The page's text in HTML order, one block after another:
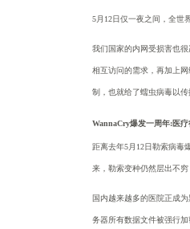
5月12日仅一夜之间，全世
我们国家的内网受损害也
相互访问的需求，再加上
制，也就给了蠕虫病毒以传
WannaCry爆发一周年:医
距离去年5月12日勒索病毒
来，勒索变种仍然层出不
国内越来越多的医院正成为
务器所有数据文件被强行